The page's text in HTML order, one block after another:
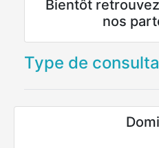
Bientôt
nos
Type de